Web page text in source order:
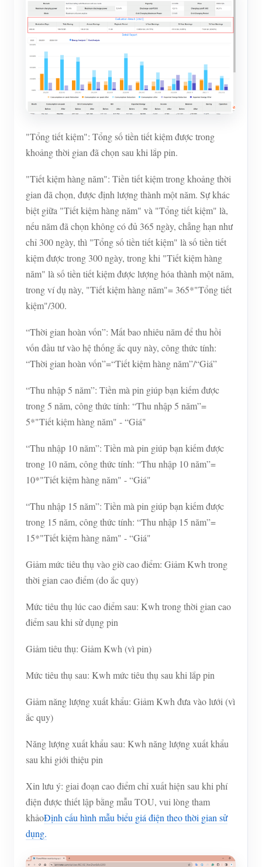
"Tổng tiết kiệm": Tổng số tiền tiết kiệm được trong
khoảng thời gian đã chọn sau khi lắp pin.
"Tiết kiệm hàng năm": Tiền tiết kiệm trong khoảng thời
gian đã chọn, được định lượng thành một năm. Sự khác
biệt giữa "Tiết kiệm hàng năm" và "Tổng tiết kiệm" là,
nếu năm đã chọn không có đủ 365 ngày, chẳng hạn như
chỉ 300 ngày, thì "Tổng số tiền tiết kiệm" là số tiền tiết
kiệm được trong 300 ngày, trong khi "Tiết kiệm hàng
năm" là số tiền tiết kiệm được lượng hóa thành một năm,
trong ví dụ này, "Tiết kiệm hàng năm"= 365*"Tổng tiết
kiệm"/300.
“Thời gian hoàn vốn”: Mất bao nhiêu năm để thu hồi
vốn đầu tư vào hệ thống ắc quy này, công thức tính:
“Thời gian hoàn vốn”=“Tiết kiệm hàng năm”/“Giá”
“Thu nhập 5 năm”: Tiền mà pin giúp bạn kiếm được
trong 5 năm, công thức tính: “Thu nhập 5 năm”=
5*"Tiết kiệm hàng năm" - “Giá"
“Thu nhập 10 năm”: Tiền mà pin giúp bạn kiếm được
trong 10 năm, công thức tính: “Thu nhập 10 năm”=
10*"Tiết kiệm hàng năm" - “Giá"
“Thu nhập 15 năm”: Tiền mà pin giúp bạn kiếm được
trong 15 năm, công thức tính: “Thu nhập 15 năm”=
15*"Tiết kiệm hàng năm" - “Giá"
Giảm mức tiêu thụ vào giờ cao điểm: Giảm Kwh trong
thời gian cao điểm (do ắc quy)
Mức tiêu thụ lúc cao điểm sau: Kwh trong thời gian cao
điểm sau khi sử dụng pin
Giảm tiêu thụ: Giảm Kwh (vì pin)
Mức tiêu thụ sau: Kwh mức tiêu thụ sau khi lắp pin
Giảm năng lượng xuất khẩu: Giảm Kwh đưa vào lưới (vì
ắc quy)
Năng lượng xuất khẩu sau: Kwh năng lượng xuất khẩu
sau khi giới thiệu pin
Xin lưu ý: giai đoạn cao điểm chỉ xuất hiện sau khi phí
điện được thiết lập bằng mẫu TOU, vui lòng tham
khảoĐịnh cấu hình mẫu biểu giá điện theo thời gian sử
dụng.